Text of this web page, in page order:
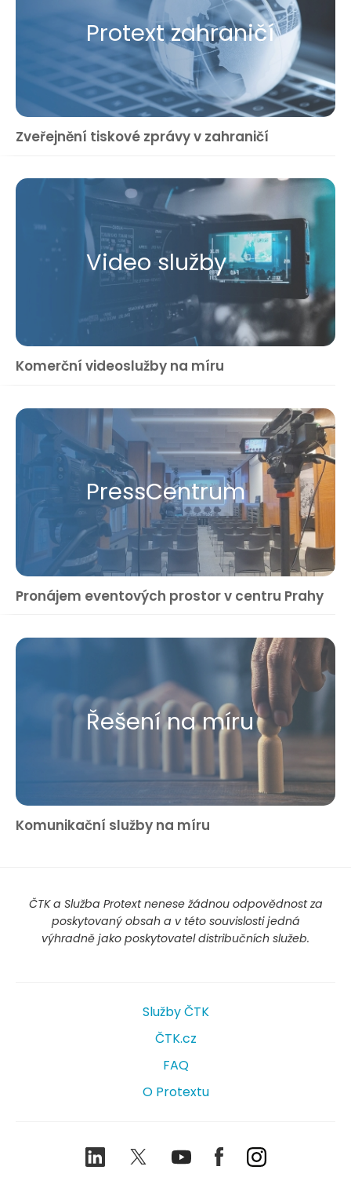
Protext zahraničí
Zveřejnění tiskové zprávy v zahraničí
Video služby
Komerční videoslužby na míru
Press​Centrum
Pronájem eventových prostor v centru Prahy
Řešení na míru
Komunikační služby na míru
ČTK a Služba Protext nenese žádnou odpovědnost za
poskytovaný obsah a v této souvislosti jedná
výhradně jako poskytovatel distribučních služeb.
Služby ČTK
ČTK.cz
FAQ
O Protextu
LinkedIn TwitterYoutubeFacebookInstagram